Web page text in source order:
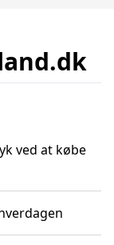
ved at købe